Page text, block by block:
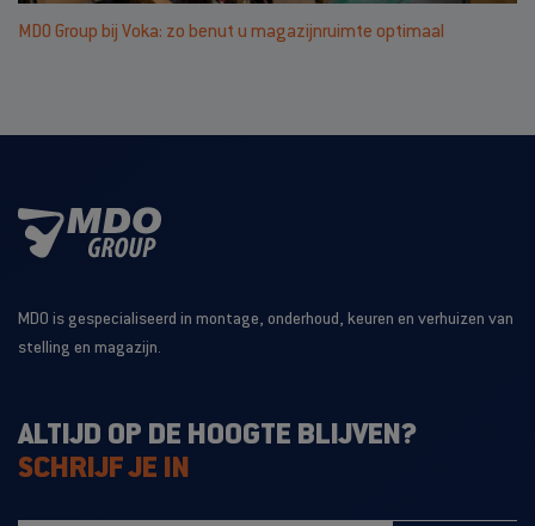
MDO Group bij Voka: zo benut u magazijnruimte optimaal
MDO is gespecialiseerd in montage, onderhoud, keuren en verhuizen van
stelling en magazijn.
ALTIJD OP DE HOOGTE BLIJVEN?
SCHRIJF JE IN